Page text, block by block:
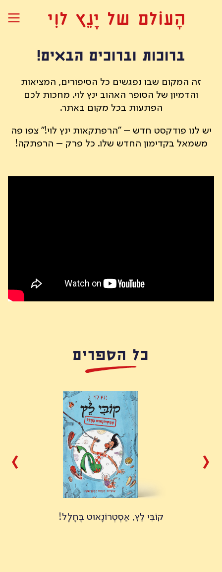
הָעוֹלם של יָנֵץ לוִי
ברוכות וברוכים הבאים!
זה המקום שבו נפגשים כל הסיפורים, המציאות
והדמיון של הסופר האהוב ינץ לוי. מחכות לכם
הפתעות בכל מקום באתר.
יש לנו פודקסט חדש – "הרפתקאות ינץ לוי!" צפו פה
משמאל בקדימון החדש שלו. כל פרק – הרפתקה!
כל הספרים
קוֹבִּי לֵץ, אַסְטְרוֹנָאוּט בֶּחָלָל!